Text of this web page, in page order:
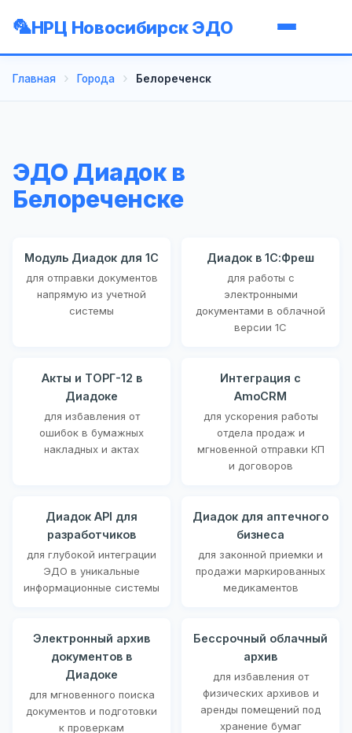
НРЦ Новосибирск ЭДО
Главная Города Белореченск
ЭДО Диадок в
Белореченске
Модуль Диадок для 1С
для отправки документов
напрямую из учетной
системы
Диадок в 1С:Фреш
для работы с
электронными
документами в облачной
версии 1С
Акты и ТОРГ-12 в
Диадоке
для избавления от
ошибок в бумажных
накладных и актах
Интеграция с
AmoCRM
для ускорения работы
отдела продаж и
мгновенной отправки КП
и договоров
Диадок API для
разработчиков
для глубокой интеграции
ЭДО в уникальные
информационные системы
Диадок для аптечного
бизнеса
для законной приемки и
продажи маркированных
медикаментов
Электронный архив
документов в
Диадоке
для мгновенного поиска
документов и подготовки
к проверкам
Бессрочный облачный
архив
для избавления от
физических архивов и
аренды помещений под
хранение бумаг